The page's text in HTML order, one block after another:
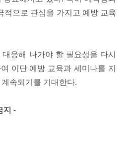
으로 관심을 가지고 예방 교육
응해 나가야 할 필요성을 다시
이단 예방 교육과 세미나를 지
속되기를 기대한다.
지 -​​